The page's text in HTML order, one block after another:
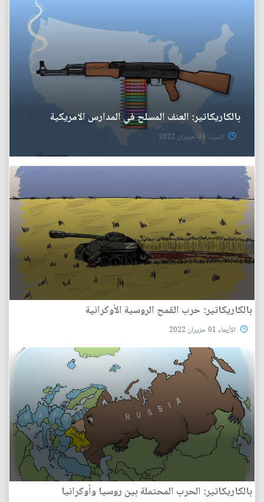
بالكاريكاتير: العنف المسلح في المدارس الامريكية
السبت 04 حزيران 2022
بالكاريكاتير: حرب القمح الروسية الأوكرانية
الأربعاء 01 حزيران 2022
بالكاريكاتير: الحرب المحتملة بين روسيا وأوكرانيا